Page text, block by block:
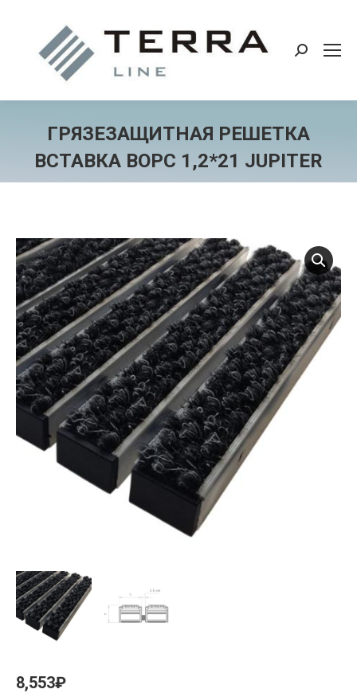
Поиск:
ГРЯЗЕЗАЩИТНАЯ РЕШЕТКА
ВСТАВКА ВОРС 1,2*21 JUPITER
8,553₽